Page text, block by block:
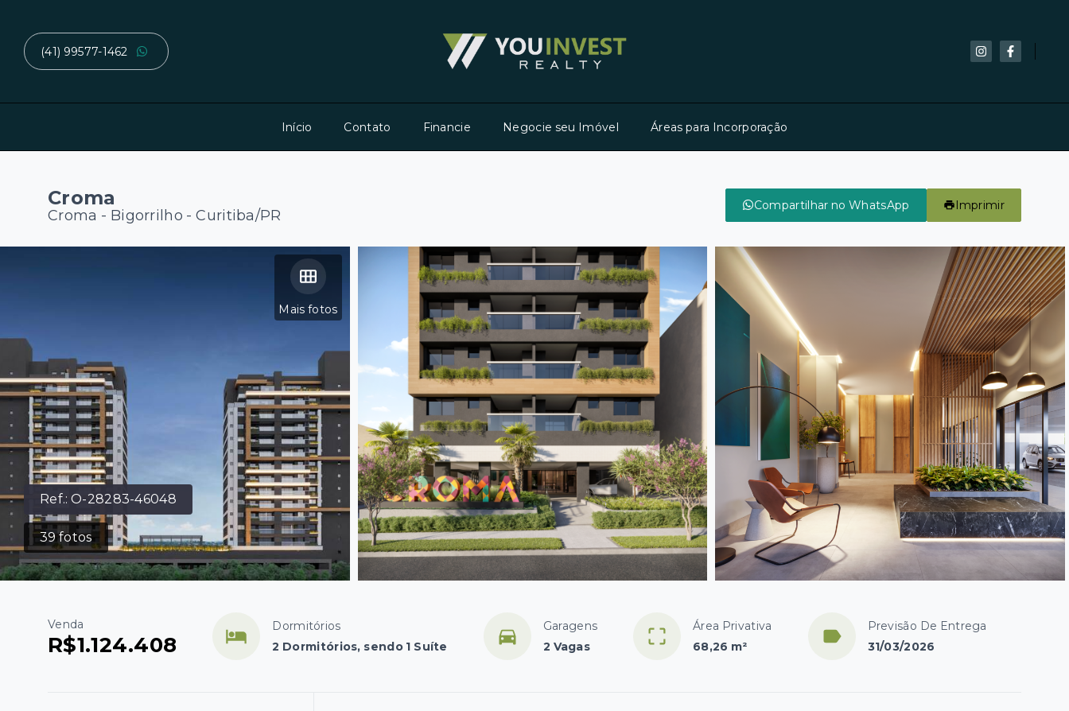
(41) 99577-1462
Início Contato Financie Negocie seu Imóvel Áreas para Incorporação
Croma
Croma - Bigorrilho - Curitiba/PR
Compartilhar no WhatsApp Imprimir
Ref.:O-28283-46048
39fotos
Mais fotos
Venda
R$1.124.408
Dormitórios
2 Dormitórios, sendo 1 Suíte
Garagens
2 Vagas
Área Privativa
68,26 m²
Previsão De Entrega
31/03/2026